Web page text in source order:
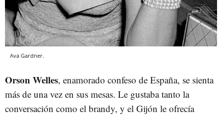
Ava Gardner.
Orson Welles, enamorado confeso de España, se sienta
más de una vez en sus mesas. Le gustaba tanto la
conversación como el brandy, y el Gijón le ofrecía